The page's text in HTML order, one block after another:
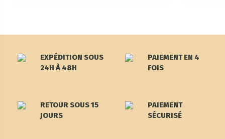
EXPÉDITION SOUS
24H À 48H
PAIEMENT EN 4
FOIS
RETOUR SOUS 15
JOURS
PAIEMENT
SÉCURISÉ